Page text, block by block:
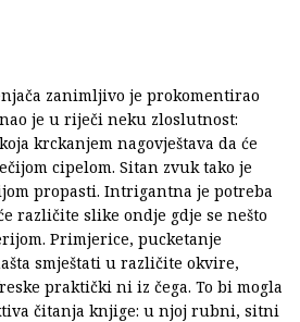
zanimljivo je prokomentirao
je u riječi neku zloslutnost:
krckanjem nagovještava da će
cipelom. Sitan zvuk tako je
propasti. Intrigantna je potreba
različite slike ondje gdje se nešto
Primjerice, pucketanje
smještati u različite okvire,
praktički ni iz čega. To bi mogla
čitanja knjige: u njoj rubni, sitni